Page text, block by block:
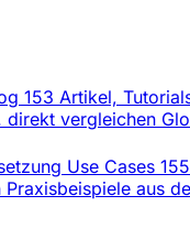
153 Artikel,
direkt vergleichen
Use Cases
Praxisbeispiele aus